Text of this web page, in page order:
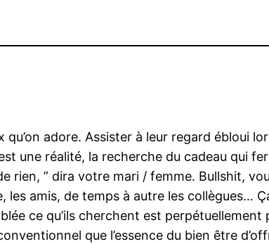
adore. Assister à leur regard ébloui
une réalité, la recherche du cadeau qui
rien, ” dira votre mari / femme. Bullshit,
amis, de temps à autre les collègues…
ce qu’ils cherchent est
que l’essence du bien être